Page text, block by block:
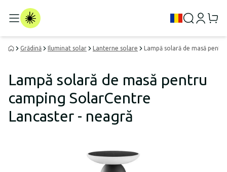
Grădină Iluminat solar Lanterne solare Lampă solară de masă
Lampă solară de masă pentru
camping SolarCentre
Lancaster - neagră